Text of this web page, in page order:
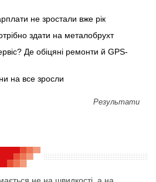
не зростали вже рік
здати на металобрухт
Де обіцяні ремонти й GPS-
на все зросли
Результати
не на швидкості, а на